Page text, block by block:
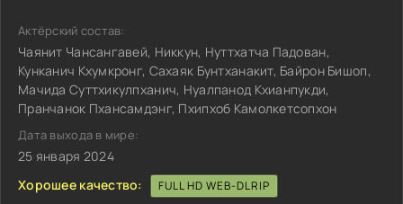
Актёрский состав:
Чаянит Чансангавей, Никкун, Нуттхатча Падован,
Кунканич Кхумкронг, Сахаяк Бунтханакит, Байрон Бишоп,
Мачида Суттхикулпханич, Нуалпанод Кхианпукди,
Пранчанок Пхансамдэнг, Пхипхоб Камолкетсопхон
Дата выхода в мире:
25 января 2024
Хорошее качество:
FULL HD WEB-DLRIP